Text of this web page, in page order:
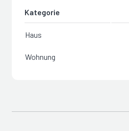
Kategorie
Haus
Wohnung